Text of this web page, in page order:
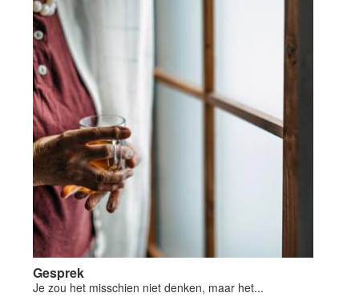
Gesprek
Je zou het misschien niet denken, maar het...